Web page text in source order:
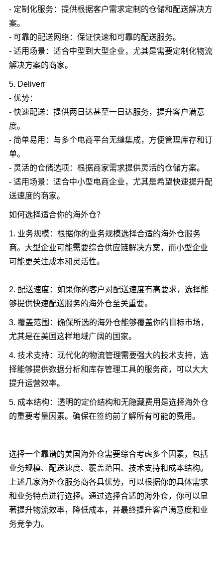
- 定制化服务：提供根据客户需求定制的仓储和配送解决方
案。
- 可靠的配送网络：保证快速和可靠的配送服务。
- 适用场景：适合中型到大型企业，尤其是需要定制化物流
解决方案的商家。
5. Deliverr
- 优势：
- 快速配送：提供两日达甚至一日达服务，提升客户满意
度。
- 简单易用：与多个电商平台无缝集成，方便管理库存和订
单。
- 灵活的仓储选项：根据商家需求提供灵活的仓储方案。
- 适用场景：适合中小型电商企业，尤其是希望快速提升配
送速度的商家。
如何选择适合你的海外仓？
1. 业务规模：根据你的业务规模选择合适的海外仓服务
商。大型企业可能需要综合供应链解决方案，而小型企业
可能更关注成本和灵活性。
2. 配送速度：如果你的客户对配送速度有高要求，选择能
够提供快速配送服务的海外仓至关重要。
3. 覆盖范围：确保所选的海外仓能够覆盖你的目标市场，
尤其是在美国这样地域广阔的国家。
4. 技术支持：现代化的物流管理需要强大的技术支持，选
择能够提供数据分析和库存管理工具的服务商，可以大大
提升运营效率。
5. 成本结构：透明的定价结构和无隐藏费用是选择海外仓
的重要考量因素。确保在签约前了解所有可能的费用。
选择一个靠谱的美国海外仓需要综合考虑多个因素，包括
业务规模、配送速度、覆盖范围、技术支持和成本结构。
上述几家海外仓服务商各具优势，可以根据你的具体需求
和业务特点进行选择。通过选择合适的海外仓，你可以显
著提升物流效率，降低成本，并最终提升客户满意度和业
务竞争力。